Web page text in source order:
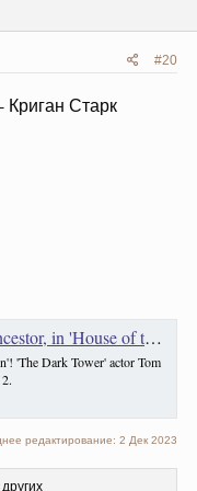
#20
Старк
'House of the Dragon'
'The Dark Tower' actor Tom
редактирование: 2 Дек 2023